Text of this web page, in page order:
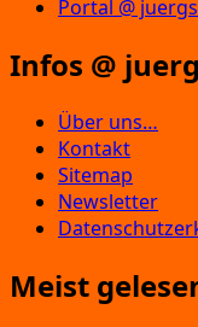
Portal @
Infos @
Über uns…
Kontakt
Sitemap
Newsletter
Meist